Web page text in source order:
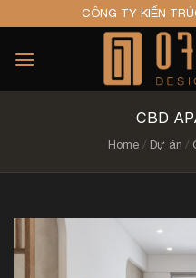
to
content
CÔNG TY KIẾN
CBD
Home / Dự án /